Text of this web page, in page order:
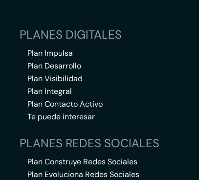
PLANES DIGITALES
Plan Impulsa
Plan Desarrollo
Plan Visibilidad
Plan Integral
Plan Contacto Activo
Te puede interesar
PLANES REDES SOCIALES
Plan Construye Redes Sociales
Plan Evoluciona Redes Sociales